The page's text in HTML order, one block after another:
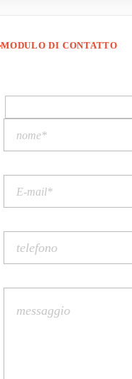
MODULO DI CONTATTO